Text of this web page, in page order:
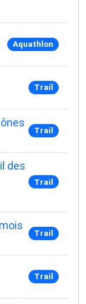
Aquathlon
Trail
Trail
des
Trail
Trail
Trail